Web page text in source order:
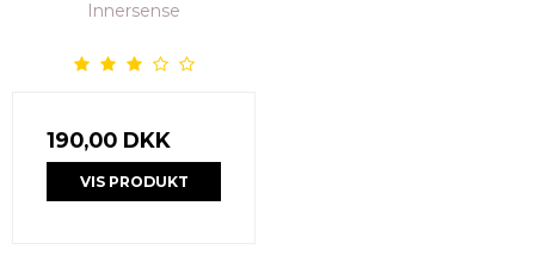
Innersense
190,00 DKK
VIS PRODUKT